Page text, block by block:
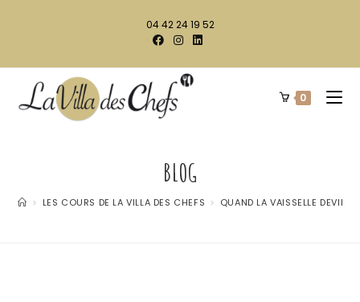
04 42 24 19 52
0
BLOG
> LES COURS DE LA VILLA DES CHEFS > QUAND LA VAISSELLE